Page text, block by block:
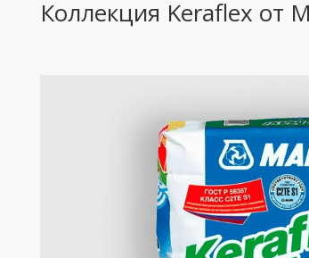
Коллекция Keraflex от